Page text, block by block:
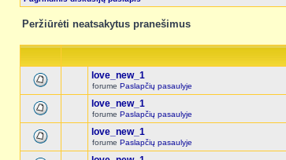
Peržiūrėti neatsakytus pranešimus
love_new_1
forume Paslapčių pasaulyje
love_new_1
forume Paslapčių pasaulyje
love_new_1
forume Paslapčių pasaulyje